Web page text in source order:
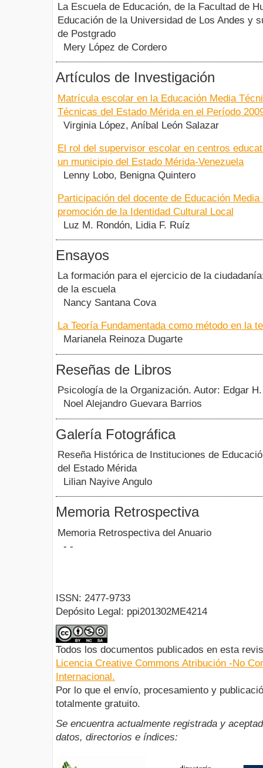
La Escuela de Educación, de la Facultad de
Educación de la Universidad de Los Andes y
de Postgrado
Mery López de Cordero
Artículos de Investigación
Matrícula escolar en la Educación Media
Técnicas del Estado Mérida en el Período
Virginia López, Aníbal León Salazar
El rol del supervisor escolar en centros
un municipio del Estado Mérida-Venezuela
Lenny Lobo, Benigna Quintero
Participación del docente de Educación Media
promoción de la Identidad Cultural Local
Luz M. Rondón, Lidia F. Ruíz
Ensayos
La formación para el ejercicio de la
de la escuela
Nancy Santana Cova
La Teoría Fundamentada como método en la
Marianela Reinoza Dugarte
Reseñas de Libros
Psicología de la Organización. Autor: Edgar
Noel Alejandro Guevara Barrios
Galería Fotográfica
Reseña Histórica de Instituciones de
del Estado Mérida
Lilian Nayive Angulo
Memoria Retrospectiva
Memoria Retrospectiva del Anuario
- -
ISSN: 2477-9733
Depósito Legal: ppi201302ME4214
Todos los documentos publicados en esta
Licencia Creative Commons Atribución -No
Internacional.
Por lo que el envío, procesamiento y
totalmente gratuito.
Se encuentra actualmente registrada y
datos, directorios e índices: